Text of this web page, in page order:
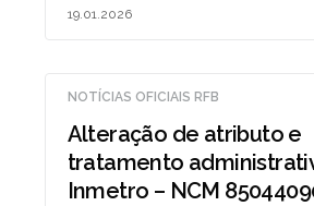
19.01.2026
NOTÍCIAS OFICIAIS RFB
Alteração de atributo e
tratamento
Inmetro – NCM